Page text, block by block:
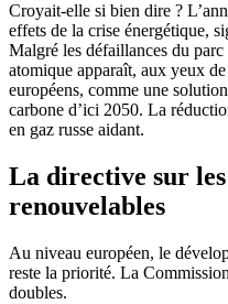
Croyait-elle si bien dire ?
effets de la crise énergétique,
Malgré les défaillances du
atomique apparaît, aux yeux
européens, comme une
carbone d’ici 2050. La
en gaz russe aidant.
La directive sur
renouvelables
Au niveau européen, le
reste la priorité. La
doubles.